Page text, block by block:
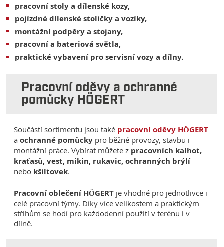
pracovní stoly a dílenské kozy,
pojízdné dílenské stoličky a vozíky,
montážní podpěry a stojany,
pracovní a bateriová světla,
praktické vybavení pro servisní vozy a dílny.
Pracovní oděvy a ochranné
pomůcky HÖGERT
Součástí sortimentu jsou také pracovní oděvy HÖGERT
aochranné pomůcky pro běžné provozy, stavbu i
montážní práce. Vybírat můžete z pracovních kalhot,
kraťasů, vest, mikin, rukavic, ochranných brýlí
nebo kšiltovek.
Pracovní oblečení HÖGERT je vhodné pro jednotlivce i
celé pracovní týmy. Díky více velikostem a praktickým
střihům se hodí pro každodenní použití v terénu i v
dílně.